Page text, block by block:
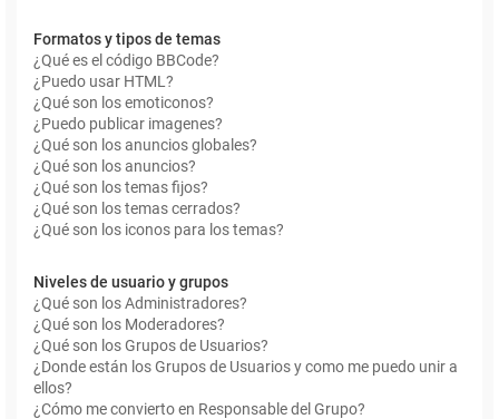
Formatos y tipos de temas
¿Qué es el código BBCode?
¿Puedo usar HTML?
¿Qué son los emoticonos?
¿Puedo publicar imagenes?
¿Qué son los anuncios globales?
¿Qué son los anuncios?
¿Qué son los temas fijos?
¿Qué son los temas cerrados?
¿Qué son los iconos para los temas?
Niveles de usuario y grupos
¿Qué son los Administradores?
¿Qué son los Moderadores?
¿Qué son los Grupos de Usuarios?
¿Donde están los Grupos de Usuarios y como me puedo unir a
ellos?
¿Cómo me convierto en Responsable del Grupo?